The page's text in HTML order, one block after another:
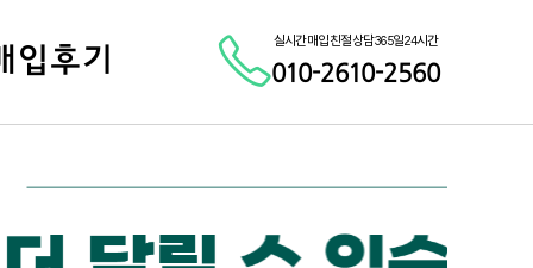
입후기
실시간 매입 친절 상담 365일 24시간
010-2610-2560